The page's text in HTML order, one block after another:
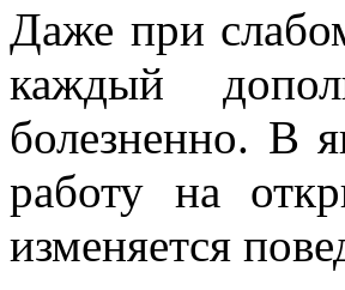
Даже при
каждый
болезненно. В
работу на
изменяется